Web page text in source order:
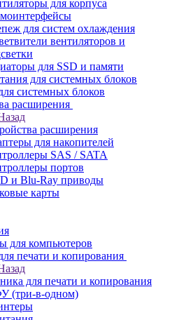
для корпуса
для систем охлаждения
вентиляторов и
для SSD и памяти
для системных блоков
системных блоков
расширения
расширения
для накопителей
SAS / SATA
портов
и Blu-Ray приводы
карты
для компьютеров
печати и копирования
для печати и копирования
(три-в-одном)